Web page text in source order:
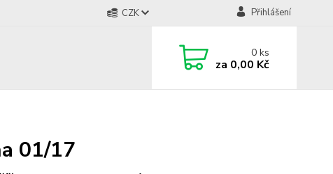
CZK Přihlášení
0ks
za 0,00 Kč
01/17